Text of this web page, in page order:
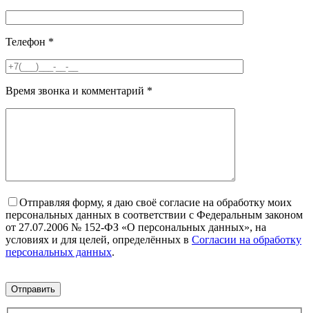
Телефон *
Время звонка и комментарий *
Отправляя форму, я даю своё согласие на обработку моих
персональных данных в соответствии с Федеральным законом
от 27.07.2006 № 152-ФЗ «О персональных данных», на
условиях и для целей, определённых в Согласии на обработку
персональных данных.